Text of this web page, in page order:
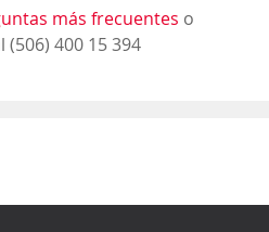
más frecuentes o
(506) 400 15 394